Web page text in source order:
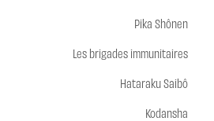
Pika Shônen
Les brigades immunitaires
Hataraku Saibô
Kodansha